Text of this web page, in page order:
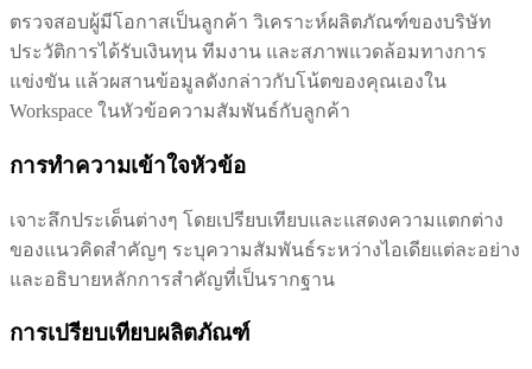
ตรวจสอบผู้มีโอกาสเป็นลูกค้า วิเคราะห์ผลิตภัณฑ์ของบริษัท
ประวัติการได้รับเงินทุน ทีมงาน และสภาพแวดล้อมทางการ
แข่งขัน แล้วผสานข้อมูลดังกล่าวกับโน้ตของคุณเองใน
Workspace ในหัวข้อความสัมพันธ์กับลูกค้า
การทำความเข้าใจหัวข้อ
เจาะลึกประเด็นต่างๆ โดยเปรียบเทียบและแสดงความแตกต่าง
ของแนวคิดสำคัญๆ ระบุความสัมพันธ์ระหว่างไอเดียแต่ละอย่าง
และอธิบายหลักการสำคัญที่เป็นรากฐาน
การเปรียบเทียบผลิตภัณฑ์